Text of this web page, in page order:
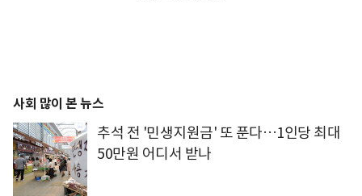
사회 많이 본 뉴스
추석 전 '민생지원금' 또 푼다…1인당 최대
50만원 어디서 받나